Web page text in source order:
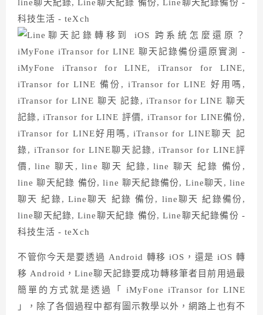
不管你今天是要透過 Android 轉移 iOS，還是 iOS 轉
移 Android，Line聊天記錄要成功轉移筆者目前用過最
簡單的方式就是透過「 iMyFone iTransor for LINE
」，除了各個過程中都有圖示教學以外，網路上也有不